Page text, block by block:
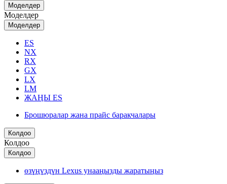
Моделдер
Моделдер
Моделдер
ES
NX
RX
GX
LX
LM
ЖАҢЫ ES
Брошюралар жана прайс баракчалары
Колдоо
Колдоо
Колдоо
өзүңүздүн Lexus унааңызды жаратыңыз